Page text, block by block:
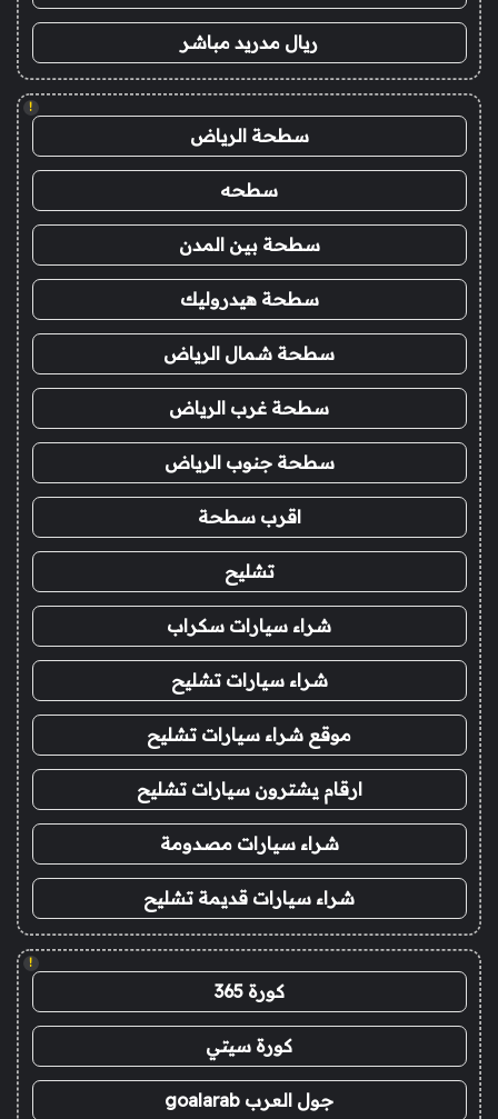
ريال مدريد مباشر
!
سطحة الرياض
سطحه
سطحة بين المدن
سطحة هيدروليك
سطحة شمال الرياض
سطحة غرب الرياض
سطحة جنوب الرياض
اقرب سطحة
تشليح
شراء سيارات سكراب
شراء سيارات تشليح
موقع شراء سيارات تشليح
ارقام يشترون سيارات تشليح
شراء سيارات مصدومة
شراء سيارات قديمة تشليح
!
كورة 365
كورة سيتي
جول العرب goalarab